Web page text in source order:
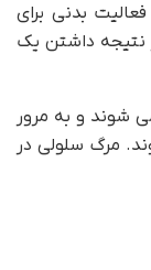
بدنی برای
نتیجه داشتن یک
شوند و به مرور
مرگ سلولی در